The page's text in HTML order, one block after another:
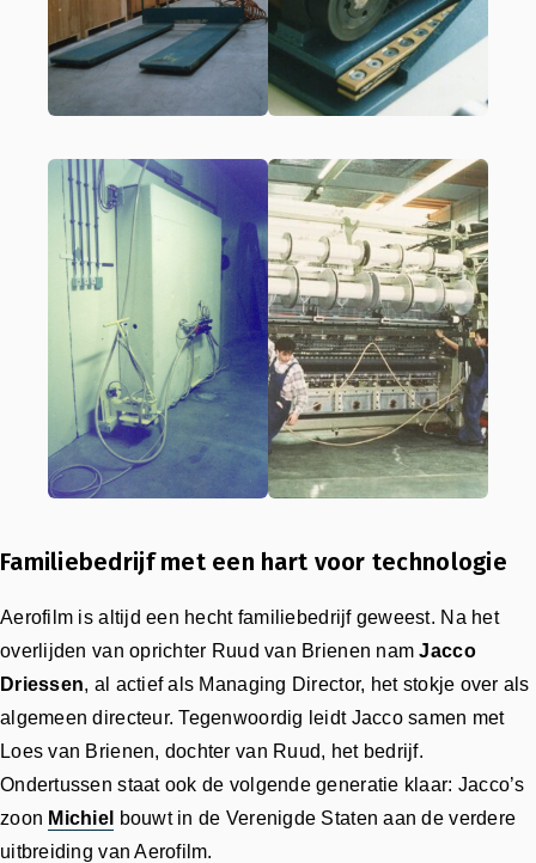
Familiebedrijf met een hart voor technologie
Aerofilm is altijd een hecht familiebedrijf geweest. Na het
overlijden van oprichter Ruud van Brienen namJacco
Driessen, al actief als Managing Director, het stokje over als
algemeen directeur. Tegenwoordig leidt Jacco samen met
Loes van Brienen, dochter van Ruud, het bedrijf.
Ondertussen staat ook de volgende generatie klaar: Jacco’s
zoon Michiel
bouwt in de Verenigde Staten aan de verdere
uitbreiding van Aerofilm.